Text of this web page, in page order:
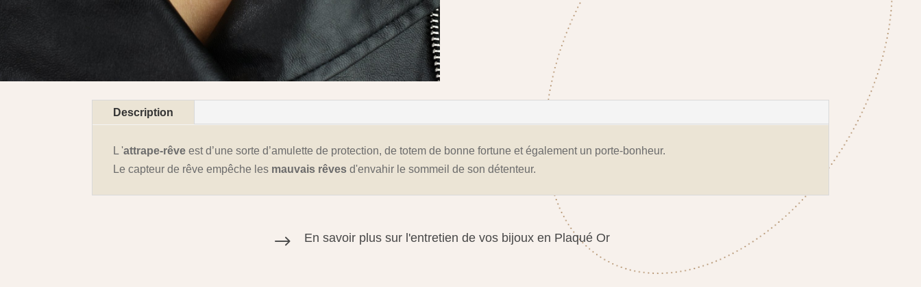
Description
L 'attrape-rêve est d’une sorte d’amulette de protection, de totem de bonne fortune et également un porte-bonheur.
Le capteur de rêve empêche les mauvais rêves d'envahir le sommeil de son détenteur.
$ En savoir plus sur l'entretien de vos bijoux en Plaqué Or